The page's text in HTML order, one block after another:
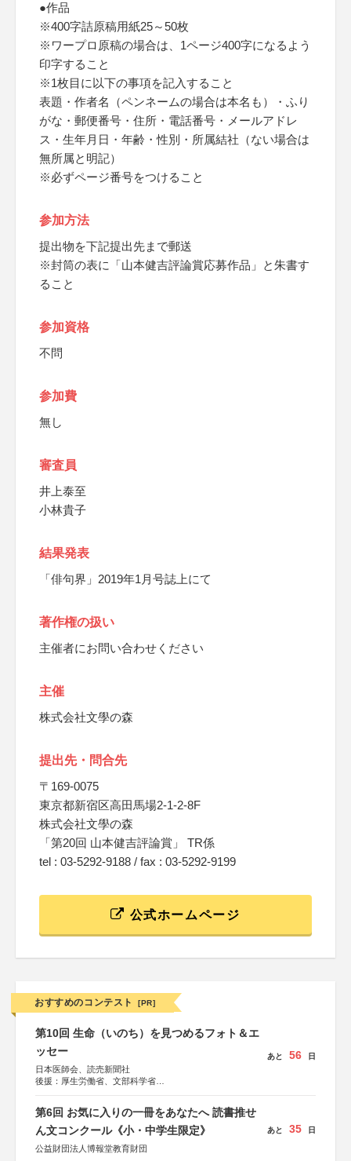
●作品
※400字詰原稿用紙25～50枚
※ワープロ原稿の場合は、1ページ400字になるよう
印字すること
※1枚目に以下の事項を記入すること
表題・作者名（ペンネームの場合は本名も）・ふり
がな・郵便番号・住所・電話番号・メールアドレ
ス・生年月日・年齢・性別・所属結社（ない場合は
無所属と明記）
※必ずページ番号をつけること
参加方法
提出物を下記提出先まで郵送
※封筒の表に「山本健吉評論賞応募作品」と朱書す
ること
参加資格
不問
参加費
無し
審査員
井上泰至
小林貴子
結果発表
「俳句界」2019年1月号誌上にて
著作権の扱い
主催者にお問い合わせください
主催
株式会社文學の森
提出先・問合先
〒169-0075
東京都新宿区高田馬場2-1-2-8F
株式会社文學の森
「第20回 山本健吉評論賞」 TR係
tel : 03-5292-9188 / fax : 03-5292-9199
公式ホームページ
おすすめのコンテスト [PR]
第10回 生命（いのち）を見つめるフォト＆エ
ッセー
日本医師会、読売新聞社
後援：厚生労働省、文部科学省
あと 56 日
第6回 お気に入りの一冊をあなたへ 読書推せ
ん文コンクール《小・中学生限定》
公益財団法人博報堂教育財団
あと 35 日